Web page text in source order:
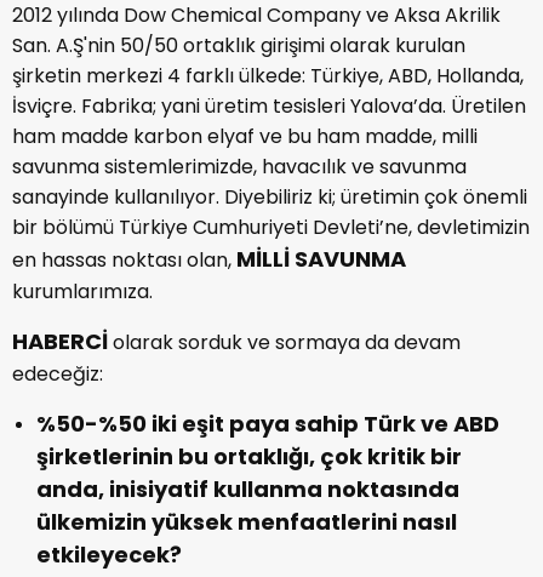
2012 yılında Dow Chemical Company ve Aksa Akrilik
San. A.Ş'nin 50/50 ortaklık girişimi olarak kurulan
şirketin merkezi 4 farklı ülkede: Türkiye, ABD, Hollanda,
İsviçre. Fabrika; yani üretim tesisleri Yalova’da. Üretilen
ham madde karbon elyaf ve bu ham madde, milli
savunma sistemlerimizde, havacılık ve savunma
sanayinde kullanılıyor. Diyebiliriz ki; üretimin çok önemli
bir bölümü Türkiye Cumhuriyeti Devleti’ne, devletimizin
en hassas noktası olan, MİLLİ SAVUNMA
kurumlarımıza.
HABERCİolarak sorduk ve sormaya da devam
edeceğiz:
%50-%50 iki eşit paya sahip Türk ve ABD
şirketlerinin bu ortaklığı, çok kritik bir
anda, inisiyatif kullanma noktasında
ülkemizin yüksek menfaatlerini nasıl
etkileyecek?